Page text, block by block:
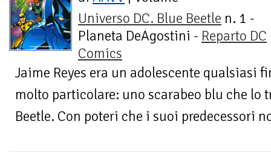
Universo DC. Blue Beetle n. 1 -
Planeta DeAgostini - Reparto DC
Comics
Jaime Reyes era un adolescente qualsiasi
molto particolare: uno scarabeo blu che lo
Beetle. Con poteri che i suoi predecessori